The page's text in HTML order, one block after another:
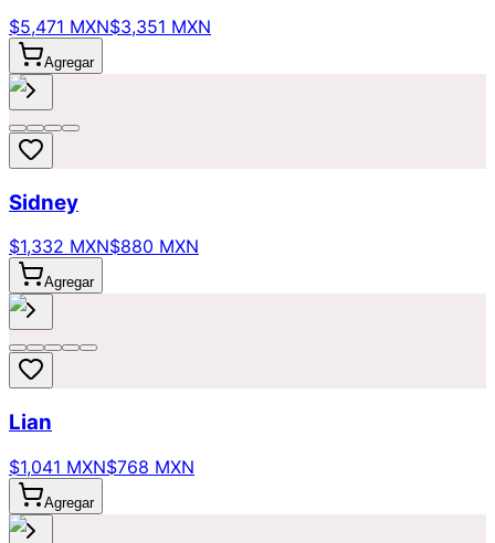
$5,471 MXN$3,351 MXN
Agregar
Sidney
$1,332 MXN$880 MXN
Agregar
Lian
$1,041 MXN$768 MXN
Agregar